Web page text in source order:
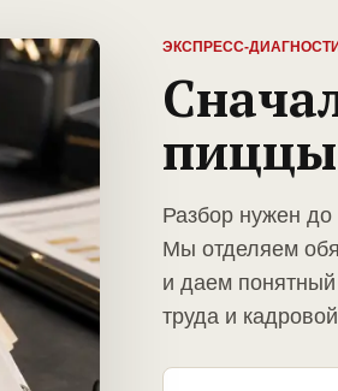
ЭКСПРЕСС-
Разбор нужен
Мы отделяем
и даем
труда и